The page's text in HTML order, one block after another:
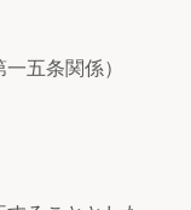
五条関係）